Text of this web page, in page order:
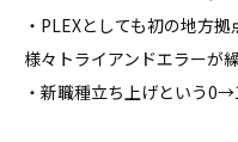
・PLEXとしても初の地方
様々トライアンドエラーが
・新職種立ち上げという